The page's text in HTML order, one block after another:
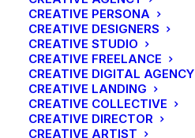
CREATIVE PERSONA
CREATIVE DESIGNERS
CREATIVE STUDIO
CREATIVE FREELANCE
CREATIVE DIGITAL AGENCY
CREATIVE LANDING
CREATIVE COLLECTIVE
CREATIVE DIRECTOR
CREATIVE ARTIST
Joannes
Ottermann